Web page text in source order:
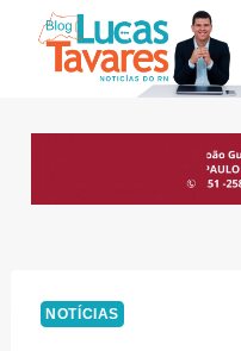
NOTÍCIAS